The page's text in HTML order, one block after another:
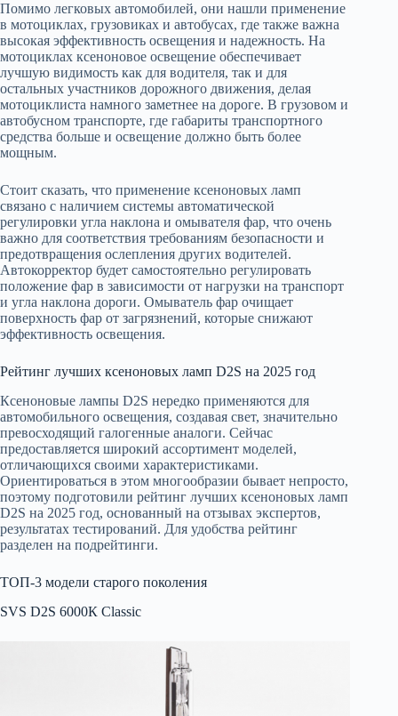
Помимо легковых автомобилей, они нашли применение
в мотоциклах, грузовиках и автобусах, где также важна
высокая эффективность освещения и надежность. На
мотоциклах ксеноновое освещение обеспечивает
лучшую видимость как для водителя, так и для
остальных участников дорожного движения, делая
мотоциклиста намного заметнее на дороге. В грузовом и
автобусном транспорте, где габариты транспортного
средства больше и освещение должно быть более
мощным.
Стоит сказать, что применение ксеноновых ламп
связано с наличием системы автоматической
регулировки угла наклона и омывателя фар, что очень
важно для соответствия требованиям безопасности и
предотвращения ослепления других водителей.
Автокорректор будет самостоятельно регулировать
положение фар в зависимости от нагрузки на транспорт
и угла наклона дороги. Омыватель фар очищает
поверхность фар от загрязнений, которые снижают
эффективность освещения.
Рейтинг лучших ксеноновых ламп D2S на 2025 год
Ксеноновые лампы D2S нередко применяются для
автомобильного освещения, создавая свет, значительно
превосходящий галогенные аналоги. Сейчас
предоставляется широкий ассортимент моделей,
отличающихся своими характеристиками.
Ориентироваться в этом многообразии бывает непросто,
поэтому подготовили рейтинг лучших ксеноновых ламп
D2S на 2025 год, основанный на отзывах экспертов,
результатах тестирований. Для удобства рейтинг
разделен на подрейтинги.
ТОП-3 модели старого поколения
SVS D2S 6000К Classic